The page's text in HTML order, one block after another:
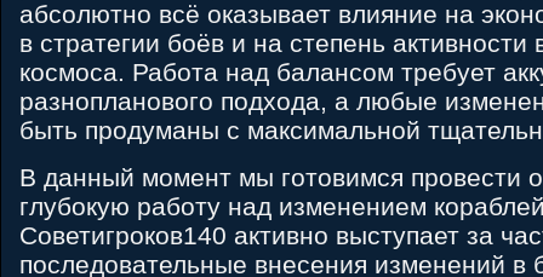
абсолютно всё оказывает влияние на
в стратегии боёв и на степень активности
космоса. Работа над балансом требует
разнопланового подхода, а любые
быть продуманы с максимальной
В данный момент мы готовимся провести
глубокую работу над изменением
Советигроков140 активно выступает за
последовательные внесения изменений в